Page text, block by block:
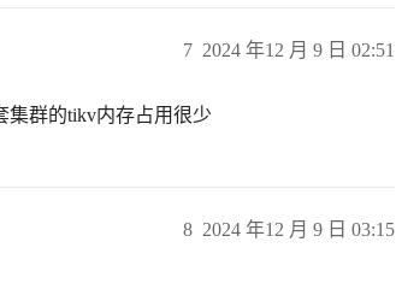
2024 年12 月 9 日 02:51
7
集群的tikv内存占用很少
2024 年12 月 9 日 03:15
8